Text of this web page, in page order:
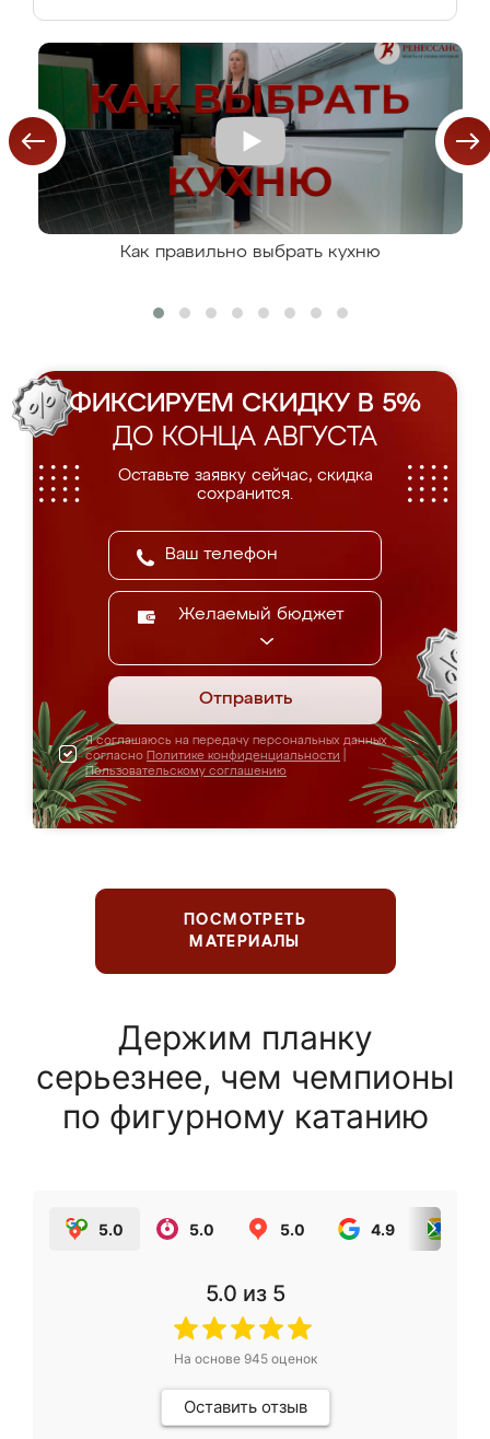
Как правильно выбрать кухню
ФИКСИРУЕМ СКИДКУ В 5%
ДО КОНЦА АВГУСТА
Оставьте заявку сейчас, скидка
сохранится.
Желаемый бюджет
Отправить
Я соглашаюсь на передачу персональных данных
согласно Политике конфиденциальности
Пользовательскому соглашению
ПОСМОТРЕТЬ
МАТЕРИАЛЫ
Держим планку
серьезнее, чем чемпионы
по фигурному катанию
5.0 5.0 5.0 4.9
5.0 из 5
На основе 945оценок
Оставить отзыв